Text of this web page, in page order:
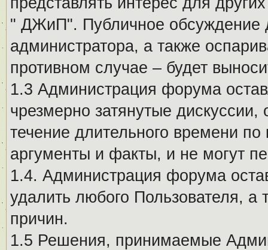
" ДЖиП". Публичное обсуждение
администратора, а также
противном случае – будет
1.3 Администрация форума
чрезмерно затянутые
течение длительного времени
аргументы и факты, и не могут
1.4. Администрация форума
удалить любого Пользователя, а
причин.
1.5 Решения, принимаемые